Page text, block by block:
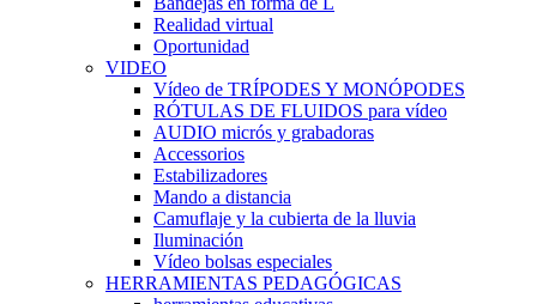
Realidad virtual
Oportunidad
VIDEO
Vídeo de TRÍPODES Y MONÓPODES
RÓTULAS DE FLUIDOS para vídeo
AUDIO micrós y grabadoras
Accessorios
Estabilizadores
Mando a distancia
Camuflaje y la cubierta de la lluvia
Iluminación
Vídeo bolsas especiales
HERRAMIENTAS PEDAGÓGICAS